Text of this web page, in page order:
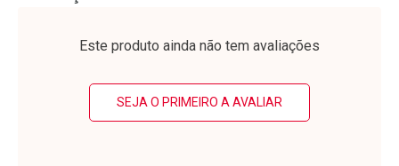
Laboratório
Por Menos Laboratório
Por Menos
Este produto ainda não tem avaliações
SEJA O PRIMEIRO A AVALIAR